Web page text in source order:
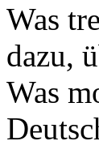
Was
dazu,
Was